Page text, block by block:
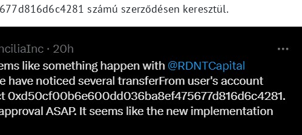
számú szerződésen keresztül.